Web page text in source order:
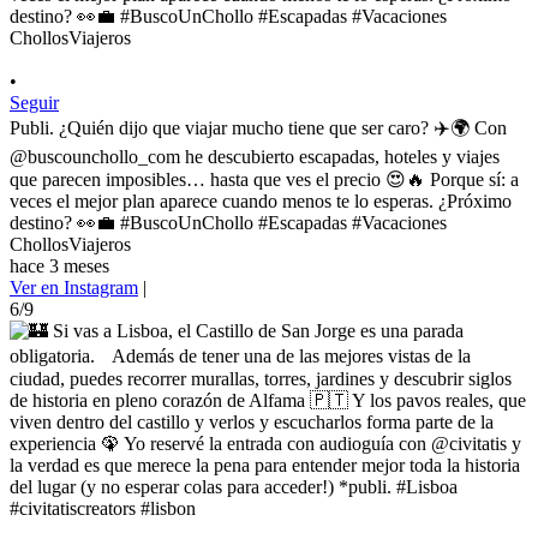
•
Seguir
Publi. ¿Quién dijo que viajar mucho tiene que ser caro? ✈️🌍 Con
@buscounchollo_com he descubierto escapadas, hoteles y viajes
que parecen imposibles… hasta que ves el precio 😍🔥 Porque sí: a
veces el mejor plan aparece cuando menos te lo esperas. ¿Próximo
destino? 👀💼 #BuscoUnChollo #Escapadas #Vacaciones
ChollosViajeros
hace 3 meses
Ver en Instagram |
6/9